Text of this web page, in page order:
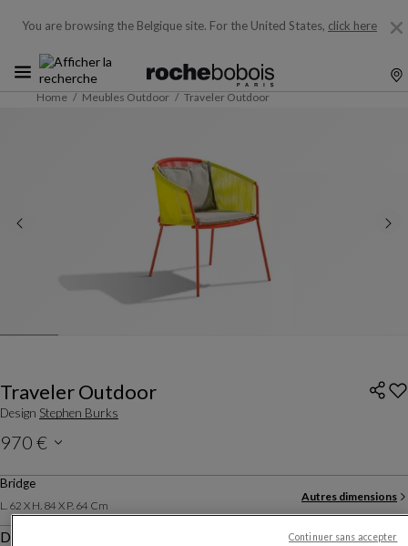
You are browsing the Belgique site. For the United States, click here
Home Meubles Outdoor Traveler Outdoor
Traveler Outdoor
Design Stephen Burks
970 €
Prix hors frais de livraison, valable en Belgique.
Bridge
L. 62 X H. 84 X P. 64 Cm
Autres dimensions
Description Continuer sans accepter